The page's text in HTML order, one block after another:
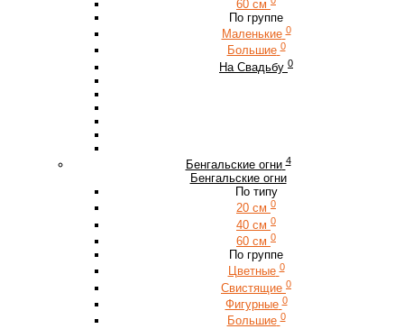
60 см
По группе
Маленькие 0
Большие 0
На Свадьбу 0
Бенгальские огни 4
Бенгальские огни
По типу
20 см 0
40 см 0
60 см 0
По группе
Цветные 0
Свистящие 0
Фигурные 0
Большие 0